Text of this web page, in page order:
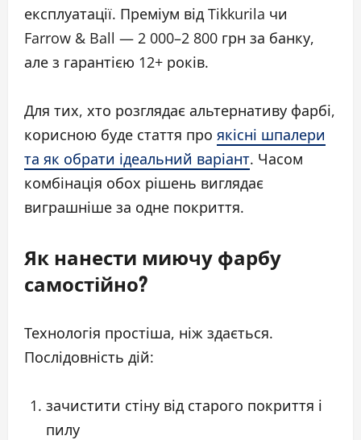
експлуатації. Преміум від Tikkurila чи
Farrow & Ball — 2 000–2 800 грн за банку,
але з гарантією 12+ років.
Для тих, хто розглядає альтернативу фарбі,
корисною буде стаття про якісні шпалери
та як обрати ідеальний варіант. Часом
комбінація обох рішень виглядає
виграшніше за одне покриття.
Як нанести миючу фарбу
самостійно?
Технологія простіша, ніж здається.
Послідовність дій:
зачистити стіну від старого покриття і
пилу